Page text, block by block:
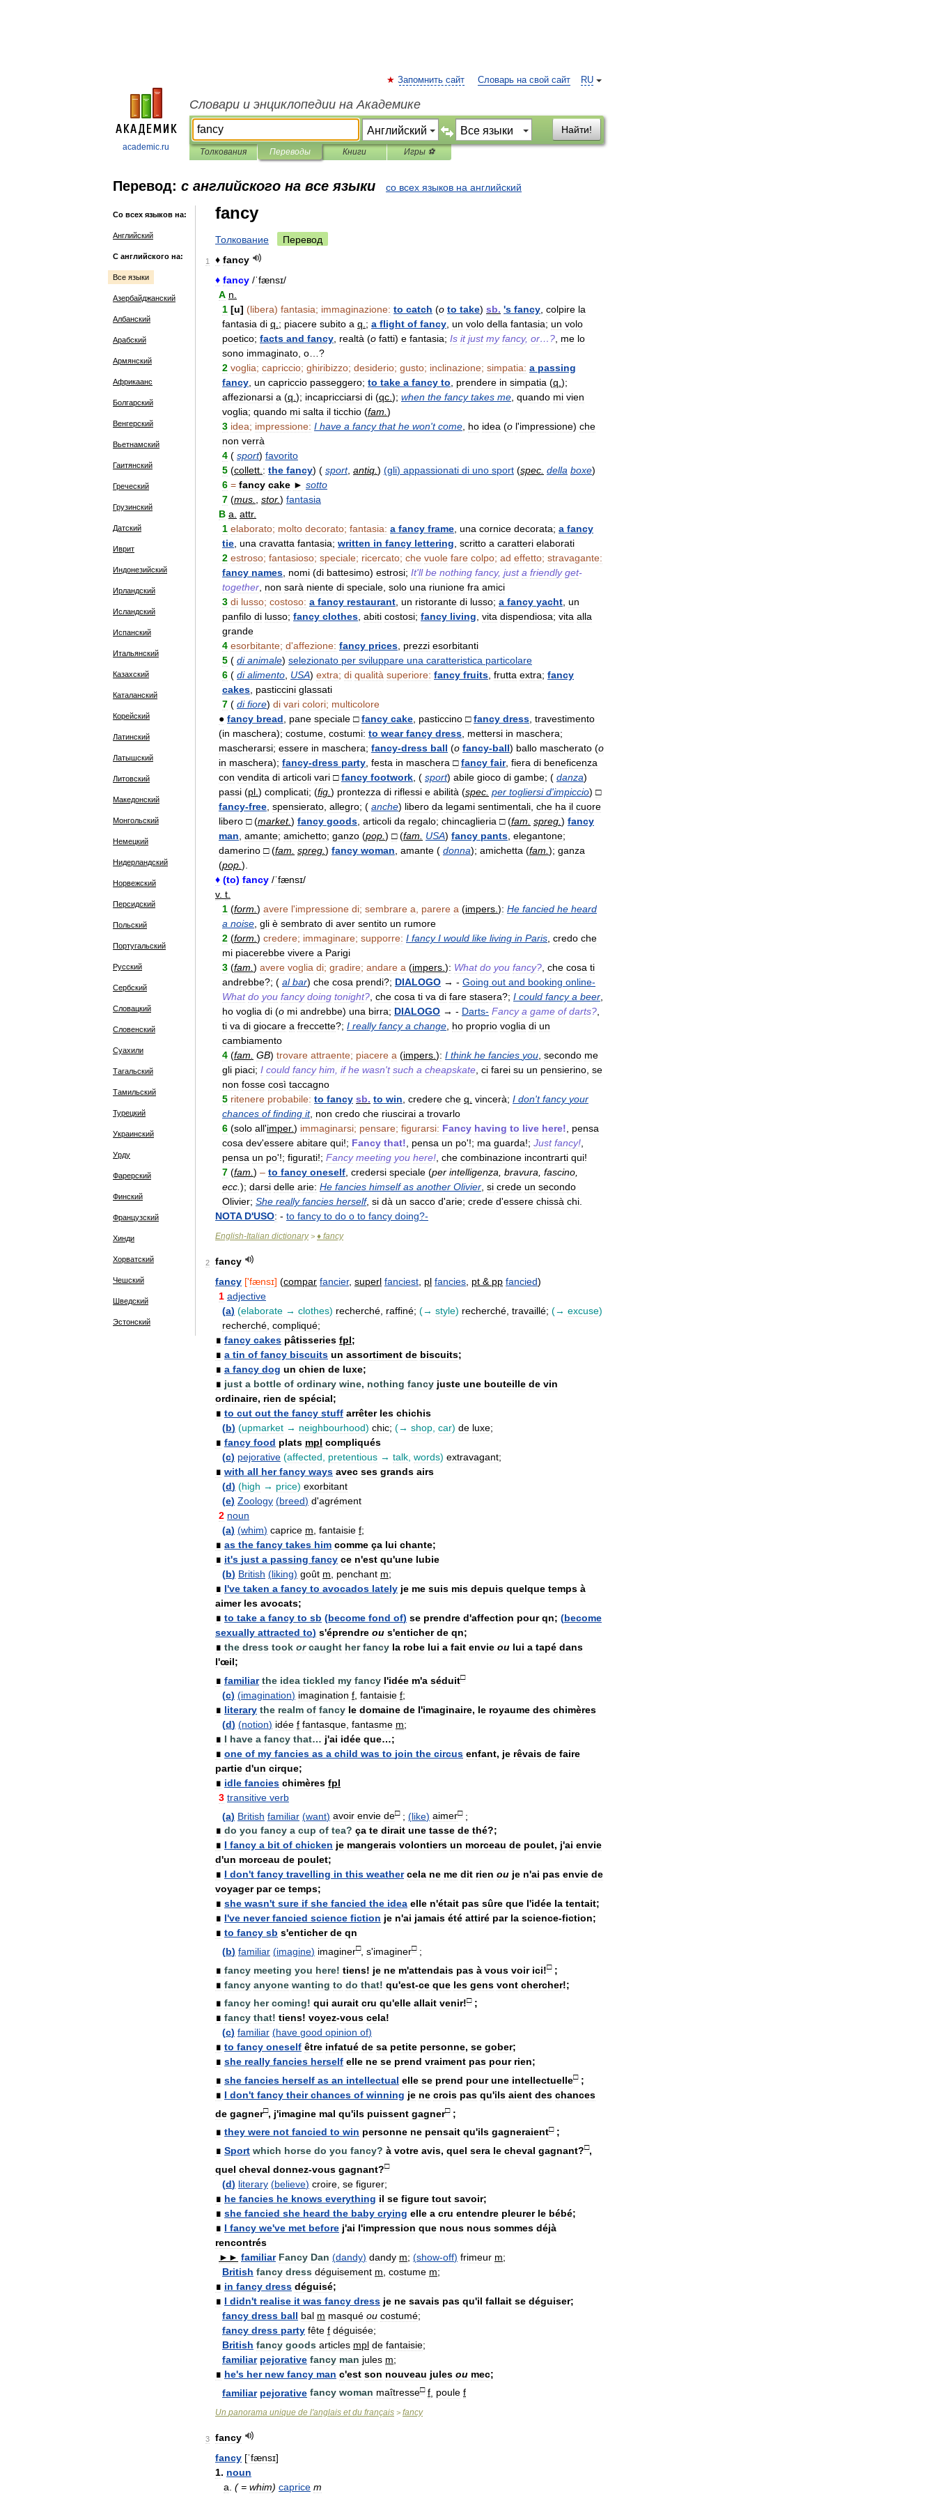
academic.ru
RU
Запомнить сайт Словарь на свой сайт
Словари и энциклопедии на Академике
Найти!
Толкования Переводы Книги Игры ⚽
Перевод: с английского на все языки со всех языков на английский
Со всех языков на:
Английский
С английского на:
Все языки
Азербайджанский
Албанский
Арабский
Армянский
Африкаанс
Болгарский
Венгерский
Вьетнамский
Гаитянский
Греческий
Грузинский
Датский
Иврит
Индонезийский
Ирландский
Исландский
Испанский
Итальянский
Казахский
Каталанский
Корейский
Латинский
Латышский
Литовский
Македонский
Монгольский
Немецкий
Нидерландский
Норвежский
Персидский
Польский
Португальский
Русский
Сербский
Словацкий
Словенский
Суахили
Тагальский
Тамильский
Турецкий
Украинский
Урду
Фарерский
Финский
Французский
Хинди
Хорватский
Чешский
Шведский
Эстонский
fancy
Толкование Перевод
1 ♦ fancy
♦ fancy /ˈfænsɪ/
A n
1 [u] (libera) fantasia; immaginazione: to catch (o to take) sb. 's fancy colpire la
fantasia di q ; piacere subito a q ; a flight of fancy un volo della fantasia; un volo
poetico; facts and fancy realtà (o fatti) e fantasia; Is it just my fancy, or…? me lo
sono immaginato o …?
2 voglia; capriccio; ghiribizzo; desiderio; gusto; inclinazione; simpatia: a passing
fancy un capriccio passeggero; to take a fancy to prendere in simpatia (q );
affezionarsi a (q ); incapricciarsi di (qc ); when the fancy takes me quando mi vien
voglia; quando mi salta il ticchio (fam )
3 idea; impressione: I have a fancy that he won't come ho idea (o l'impressione) che
non verrà
4 ( sport) favorito
5 (collett : the fancy) ( sport, antiq ) (gli) appassionati di uno sport (spec della boxe)
6 = fancy cake ► sotto
7 (mus stor.) fantasia
B a attr.
1 elaborato; molto decorato; fantasia: a fancy frame una cornice decorata; a fancy
tie una cravatta fantasia; written in fancy lettering scritto a caratteri elaborati
2 estroso; fantasioso; speciale; ricercato; che vuole fare colpo; ad effetto; stravagante:
fancy names nomi (di battesimo) estrosi; It'll be nothing fancy, just a friendly get-
together non sarà niente di speciale solo una riunione fra amici
3 di lusso; costoso: a fancy restaurant un ristorante di lusso; a fancy yacht un
panfilo di lusso; fancy clothes abiti costosi; fancy living vita dispendiosa; vita alla
grande
4 esorbitante; d'affezione: fancy prices prezzi esorbitanti
5 ( di animale) selezionato per sviluppare una caratteristica particolare
6 ( di alimento USA) extra; di qualità superiore: fancy fruits frutta extra; fancy
cakes pasticcini glassati
7 ( di fiore) di vari colori; multicolore
● fancy bread pane speciale □ fancy cake pasticcino □ fancy dress travestimento
(in maschera); costume costumi: to wear fancy dress mettersi in maschera;
mascherarsi; essere in maschera; fancy-dress ball (o fancy-ball) ballo mascherato (o
in maschera); fancy-dress party festa in maschera □ fancy fair, fiera di beneficenza
con vendita di articoli vari □ fancy footwork , ( sport) abile gioco di gambe; ( danza)
passi (pl ) complicati; (fig ) prontezza di riflessi e abilità (spec per togliersi d'impiccio) □
fancy-free spensierato allegro; ( anche) libero da legami sentimentali che ha il cuore
libero □(market.) fancy goods articoli da regalo; chincaglieria □(fam spreg ) fancy
man amante; amichetto; ganzo (pop ) □(fam USA) fancy pants elegantone;
damerino □(fam spreg ) fancy woman amante ( donna); amichetta (fam ); ganza
(pop ).
♦ (to) fancy /ˈfænsɪ/
v. t
1 (form ) avere l'impressione di; sembrare a parere a (impers ): He fancied he heard
a noise gli è sembrato di aver sentito un rumore
2 (form ) credere; immaginare; supporre: I fancy I would like living in Paris credo che
mi piacerebbe vivere a Parigi
3 (fam ) avere voglia di; gradire; andare a (impers ): What do you fancy? che cosa ti
andrebbe?; ( al bar) che cosa prendi?; DIALOGO → - Going out and booking online-
What do you fancy doing tonight? che cosa ti va di fare stasera?; I could fancy a beer
ho voglia di (o mi andrebbe) una birra; DIALOGO → - Darts- Fancy a game of darts?
ti va di giocare a freccette?; I really fancy a change ho proprio voglia di un
cambiamento
4 (fam GB) trovare attraente; piacere a (impers ): I think he fancies you secondo me
gli piaci; I could fancy him if he wasn't such a cheapskate ci farei su un pensierino se
non fosse così taccagno
5 ritenere probabile: to fancy sb. to win credere che q vincerà; I don't fancy your
chances of finding it, non credo che riuscirai a trovarlo
6 (solo all'imper.) immaginarsi; pensare; figurarsi: Fancy having to live here!
pensa
cosa dev'essere abitare qui!; Fancy that! pensa un po'!; ma guarda!; Just fancy!
pensa un po'!; figurati!; Fancy meeting you here! che combinazione incontrarti qui!
7 (fam ) – to fancy oneself credersi speciale (per intelligenza bravura fascino
ecc ); darsi delle arie: He fancies himself as another Olivier si crede un secondo
Olivier; She really fancies herself, si dà un sacco d'arie; crede d'essere chissà chi
NOTA D'USO: - to fancy to do o to fancy doing?-
English-Italian dictionary> ♦ fancy
2
fancy
fancy ['fænsɪ] (compar fancier, superl fanciest pl fancies pt & pp fancied)
1 adjective
(a) (elaborate → clothes) recherché raffiné; (→ style) recherché travaillé; (→ excuse)
recherché compliqué;
∎ fancy cakes pâtisseries fpl;
∎ a tin of fancy biscuits un assortiment de biscuits;
∎ a fancy dog un chien de luxe;
∎ just a bottle of ordinary wine, nothing fancy juste une bouteille de vin
ordinaire, rien de spécial;
∎ to cut out the fancy stuff arrêter les chichis
(b) (upmarket → neighbourhood) chic; (→ shop car) de luxe;
∎ fancy food plats mpl compliqués
(c) pejorative (affected pretentious → talk words) extravagant;
∎ with all her fancy ways avec ses grands airs
(d) (high → price) exorbitant
(e) Zoology (breed) d'agrément
2 noun
(a) (whim) caprice m fantaisie f;
∎ as the fancy takes him comme ça lui chante;
∎ it's just a passing fancy ce n'est qu'une lubie
(b) British (liking) goût m penchant m;
∎ I've taken a fancy to avocados lately je me suis mis depuis quelque temps à
aimer les avocats;
∎ to take a fancy to sb (become fond of) se prendre d'affection pour qn; (become
sexually attracted to) s'éprendre ou s'enticher de qn;
∎ the dress took or caught her fancy la robe lui a fait envie ou lui a tapé dans
l'œil;
∎ familiar the idea tickled my fancy l'idée m'a séduit□
(c) (imagination) imagination f fantaisie f;
∎ literary the realm of fancy le domaine de l'imaginaire, le royaume des chimères
(d) (notion) idée f fantasque fantasme m;
∎ I have a fancy that… j'ai idée que…;
∎ one of my fancies as a child was to join the circus enfant, je rêvais de faire
partie d'un cirque;
∎ idle fancies chimères fpl
3 transitive verb
(a) British familiar (want) avoir envie de□; (like) aimer□;
∎ do you fancy a cup of tea? ça te dirait une tasse de thé?;
∎ I fancy a bit of chicken je mangerais volontiers un morceau de poulet, j'ai envie
d'un morceau de poulet;
∎ I don't fancy travelling in this weather cela ne me dit rien ou je n'ai pas envie de
voyager par ce temps;
∎ she wasn't sure if she fancied the idea elle n'était pas sûre que l'idée la tentait;
∎ I've never fancied science fiction je n'ai jamais été attiré par la science-fiction;
∎ to fancy sb s'enticher de qn
(b) familiar (imagine) imaginer□, s'imaginer□;
∎ fancy meeting you here! tiens! je ne m'attendais pas à vous voir ici!□;
∎ fancy anyone wanting to do that! qu'est-ce que les gens vont chercher!;
∎ fancy her coming! qui aurait cru qu'elle allait venir!□;
∎ fancy that! tiens! voyez-vous cela!
(c) familiar (have good opinion of)
∎ to fancy oneself être infatué de sa petite personne, se gober;
∎ she really fancies herself elle ne se prend vraiment pas pour rien;
∎ she fancies herself as an intellectual elle se prend pour une intellectuelle□;
∎ I don't fancy their chances of winning je ne crois pas qu'ils aient des chances
de gagner□, j'imagine mal qu'ils puissent gagner□;
∎ they were not fancied to win personne ne pensait qu'ils gagneraient□;
∎ Sport which horse do you fancy? à votre avis, quel sera le cheval gagnant?□,
quel cheval donnez-vous gagnant?□
(d) literary (believe) croire se figurer;
∎ he fancies he knows everything il se figure tout savoir;
∎ she fancied she heard the baby crying elle a cru entendre pleurer le bébé;
∎ I fancy we've met before j'ai l'impression que nous nous sommes déjà
rencontrés
►► familiar Fancy Dan (dandy) dandy m; (show-off) frimeur m;
British fancy dress déguisement m costume m;
∎ in fancy dress déguisé;
∎ I didn't realise it was fancy dress je ne savais pas qu'il fallait se déguiser;
fancy dress ball bal m masqué ou costumé;
fancy dress party fête f déguisée;
British fancy goods articles mpl de fantaisie;
familiar pejorative fancy man jules m;
∎ he's her new fancy man c'est son nouveau jules ou mec;
familiar pejorative fancy woman maîtresse□ f poule f
Un panorama unique de l'anglais et du français > fancy
3
fancy
fancy [ˈfænsɪ]
1. noun
a. ( = whim) caprice m